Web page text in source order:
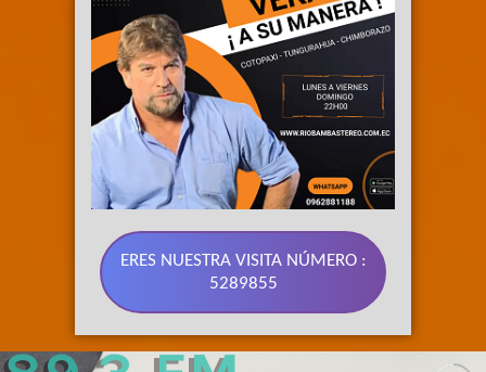
ERES NUESTRA VISITA NÚMERO :
5289855